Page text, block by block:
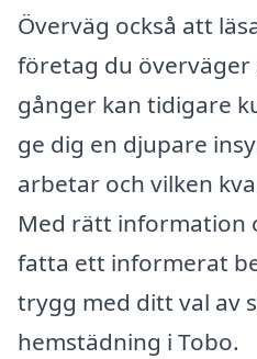
Överväg också att
företag du
gånger kan tidigare
ge dig en djupare
arbetar och vilken
Med rätt information
fatta ett informerat
trygg med ditt val av
hemstädning i Tobo.